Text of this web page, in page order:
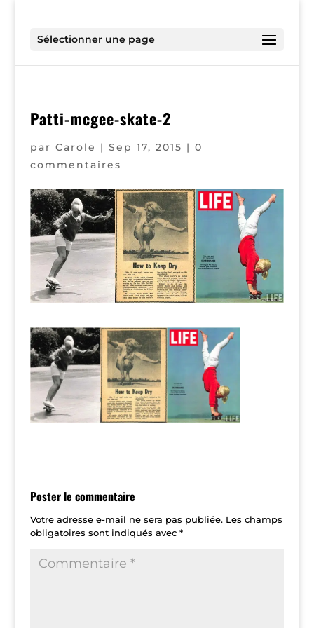
Sélectionner une page
Patti-mcgee-skate-2
par Carole | Sep 17, 2015 | 0
commentaires
Poster le commentaire
Votre adresse e-mail ne sera pas publiée. Les champs
obligatoires sont indiqués avec *